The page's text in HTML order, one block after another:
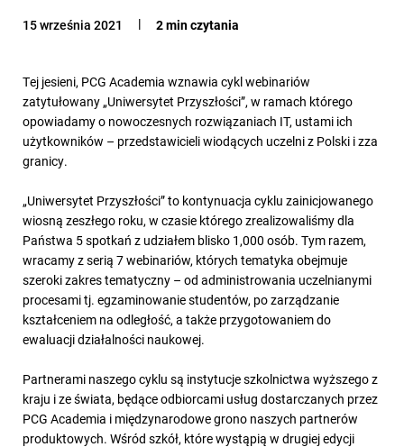
15 września 2021 2 min czytania
Tej jesieni, PCG Academia wznawia cykl webinariów
zatytułowany „Uniwersytet Przyszłości”, w ramach którego
opowiadamy o nowoczesnych rozwiązaniach IT, ustami ich
użytkowników – przedstawicieli wiodących uczelni z Polski i zza
granicy.
„Uniwersytet Przyszłości” to kontynuacja cyklu zainicjowanego
wiosną zeszłego roku, w czasie którego zrealizowaliśmy dla
Państwa 5 spotkań z udziałem blisko 1,000 osób. Tym razem,
wracamy z serią 7 webinariów, których tematyka obejmuje
szeroki zakres tematyczny – od administrowania uczelnianymi
procesami tj. egzaminowanie studentów, po zarządzanie
kształceniem na odległość, a także przygotowaniem do
ewaluacji działalności naukowej.
Partnerami naszego cyklu są instytucje szkolnictwa wyższego z
kraju i ze świata, będące odbiorcami usług dostarczanych przez
PCG Academia i międzynarodowe grono naszych partnerów
produktowych. Wśród szkół, które wystąpią w drugiej edycji